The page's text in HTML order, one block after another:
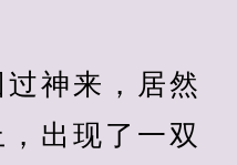
神来，居然
出现了一双